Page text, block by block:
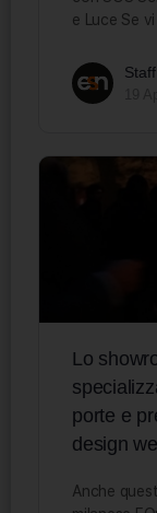
e Luce Se
Lo
porte e
design
Anche